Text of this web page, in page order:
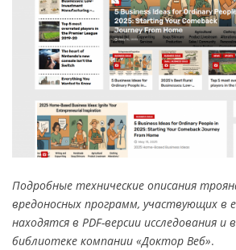
Подробные технические описания
вредоносных программ, участвующих в
находятся в PDF-версии исследования и
библиотеке компании «Доктор Веб».